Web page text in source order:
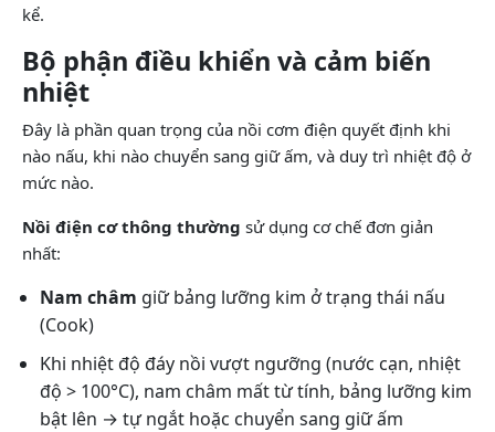
kể.
Bộ phận điều khiển và cảm biến
nhiệt
Đây là phần quan trọng của nồi cơm điện quyết định khi
nào nấu, khi nào chuyển sang giữ ấm, và duy trì nhiệt độ ở
mức nào.
Nồi điện cơ thông thường sử dụng cơ chế đơn giản
nhất:
Nam châm giữ bảng lưỡng kim ở trạng thái nấu
(Cook)
Khi nhiệt độ đáy nồi vượt ngưỡng (nước cạn, nhiệt
độ > 100°C), nam châm mất từ tính, bảng lưỡng kim
bật lên → tự ngắt hoặc chuyển sang giữ ấm